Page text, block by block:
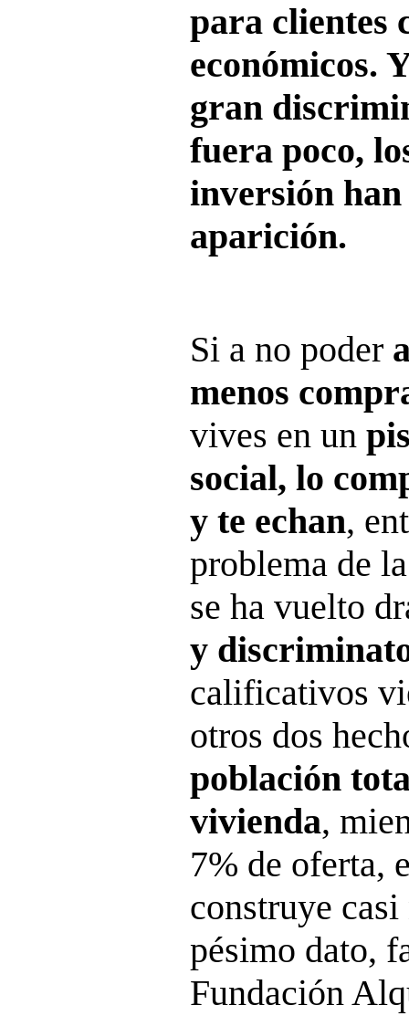
para clientes
económicos.
gran
fuera poco,
inversión han
aparición.
Si a no poder
menos
vives en un
social, lo
y te echan,
problema de
se ha vuelto
y
calificativos
otros dos
población
vivienda,
7% de oferta,
construye
pésimo dato,
Fundación